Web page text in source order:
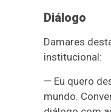
Diálogo
Damares
institucional:
— Eu quero
mundo.